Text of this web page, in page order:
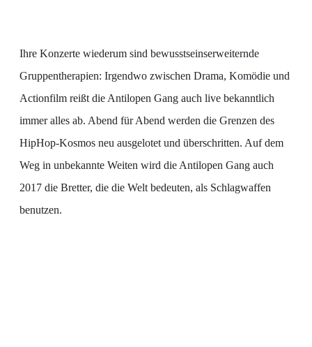
Ihre Konzerte wiederum sind bewusstseinserweiternde
Gruppentherapien: Irgendwo zwischen Drama, Komödie und
Actionfilm reißt die Antilopen Gang auch live bekanntlich
immer alles ab. Abend für Abend werden die Grenzen des
HipHop-Kosmos neu ausgelotet und überschritten. Auf dem
Weg in unbekannte Weiten wird die Antilopen Gang auch
2017 die Bretter, die die Welt bedeuten, als Schlagwaffen
benutzen.